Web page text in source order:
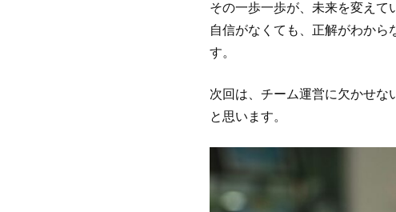
その一歩一歩が、未来を変えて
自信がなくても、正解がわから
す。
次回は、チーム運営に欠かせな
と思います。